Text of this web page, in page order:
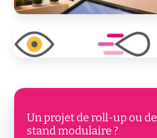
Un projet de roll-up ou de
stand modulaire ?